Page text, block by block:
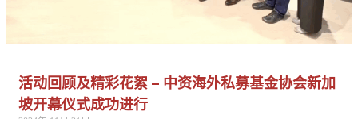
活动回顾及精彩花絮 – 中资海外私募基金协会新加
坡开幕仪式成功进行